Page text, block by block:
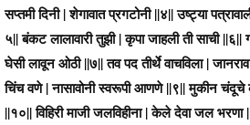
सप्तमी दिनी | शेगावात प्रगटोनी ||४|| उष्ट्या
५|| बंकट लालावारी तुझी | कृपा जाहली ती साची ||६||
घेसी लावून ओठी ||७|| तव पद तीर्थे वाचविला |
चिंच वणे | नासावोनी स्वरूपी आणणे ||९|| मुकीन
||१०|| विहिरी माजी जलविहीना | केले देवा जल